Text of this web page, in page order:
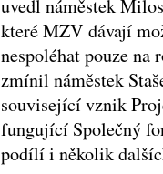
uvedl náměstek
které MZV dávají
nespoléhat pouze na
zmínil náměstek
související vznik
fungující Společný
podílí i několik